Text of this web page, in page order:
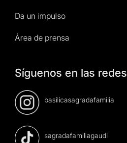
Da un impulso
Área de prensa
Síguenos en las redes
basilicasagradafamilia
sagradafamiliagaudi